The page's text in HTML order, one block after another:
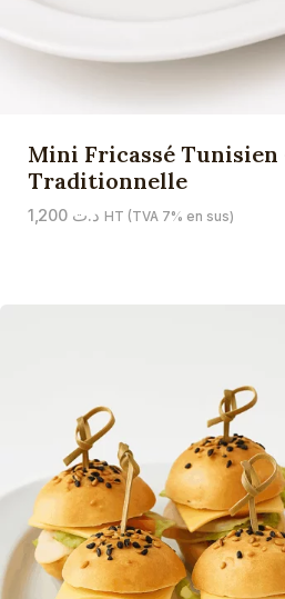
Mini Fricassé Tunisien
Traditionnelle
د.ت 1,200 HT (TVA 7% en sus)